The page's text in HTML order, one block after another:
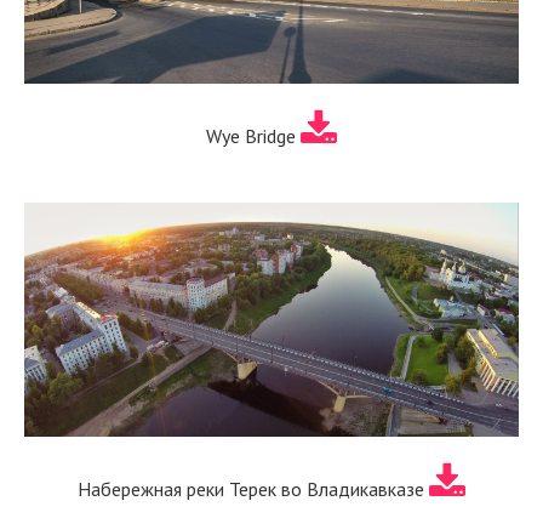
Wye Bridge
Набережная реки Терек во Владикавказе